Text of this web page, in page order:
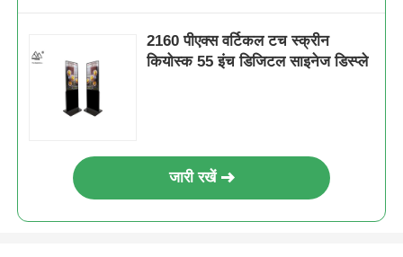
2160 पीएक्स वर्टिकल टच स्क्रीन
कियोस्क 55 इंच डिजिटल साइनेज डिस्प्ले
जारी रखें